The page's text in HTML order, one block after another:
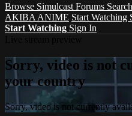
Browse Simulcast Forums Search
AKIBA ANIME Start Watching
Start Watching Sign In
Sorry, video is not
your country
Sorry, video is not currently